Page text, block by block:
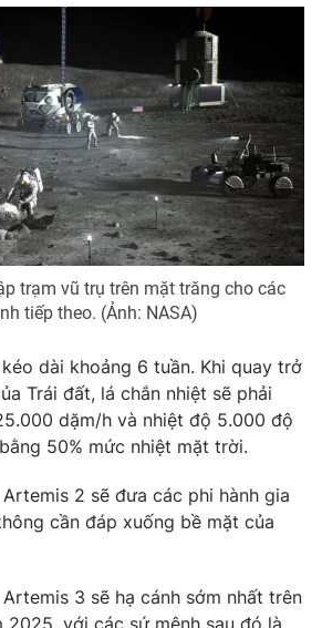
Thủy
Thị Mỹ Hạnh, Phạm Quốc Thắng,
355 931 - 024.38 355 932
024.66 897 897
7300.7108
hình thức nếu không có sự chấp
rõ nguồn VTV.vn khi phát hành lại
trạm vũ trụ trên mặt trăng cho các
tiếp theo. (Ảnh: NASA)
dài khoảng 6 tuần. Khi quay trở
Trái đất, lá chắn nhiệt sẽ phải
dặm/h và nhiệt độ 5.000 độ
50% mức nhiệt mặt trời.
2 sẽ đưa các phi hành gia
cần đáp xuống bề mặt của
3 sẽ hạ cánh sớm nhất trên
2025, với các sứ mệnh sau đó là